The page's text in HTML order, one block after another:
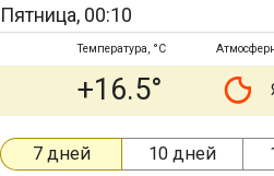
Пятница, 00:10
Температура, °C
+16.5°
7 дней 10 дней